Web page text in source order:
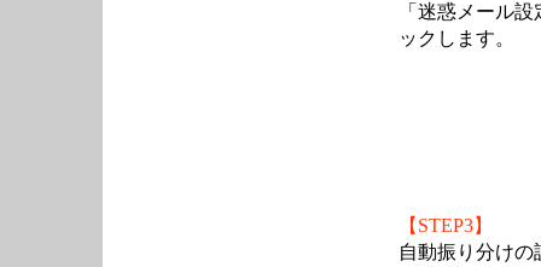
「迷惑メール
ックします。
【STEP3】
自動振り分け